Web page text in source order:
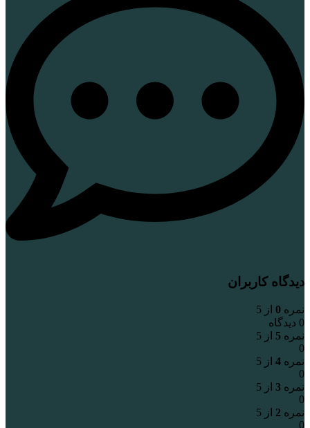
دیدگاه کاربران
نمره 0 از 5
0 دیدگاه
نمره 5 از 5
0
نمره 4 از 5
0
نمره 3 از 5
0
نمره 2 از 5
0